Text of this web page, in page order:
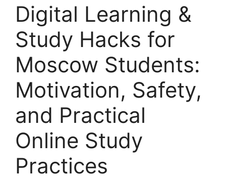
Digital Learning &
Study Hacks for
Moscow Students:
Motivation, Safety,
and Practical
Online Study
Practices